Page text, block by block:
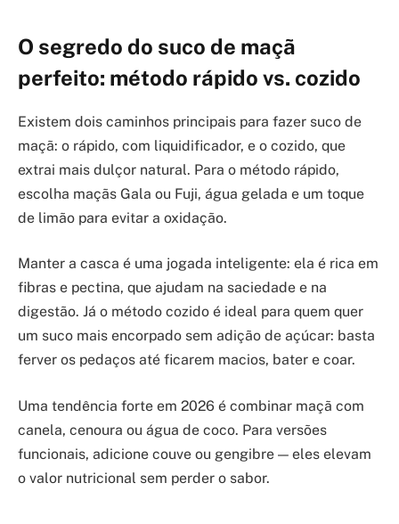
O segredo do suco de maçã
perfeito: método rápido vs. cozido
Existem dois caminhos principais para fazer suco de
maçã: o rápido, com liquidificador, e o cozido, que
extrai mais dulçor natural. Para o método rápido,
escolha maçãs Gala ou Fuji, água gelada e um toque
de limão para evitar a oxidação.
Manter a casca é uma jogada inteligente: ela é rica em
fibras e pectina, que ajudam na saciedade e na
digestão. Já o método cozido é ideal para quem quer
um suco mais encorpado sem adição de açúcar: basta
ferver os pedaços até ficarem macios, bater e coar.
Uma tendência forte em 2026 é combinar maçã com
canela, cenoura ou água de coco. Para versões
funcionais, adicione couve ou gengibre — eles elevam
o valor nutricional sem perder o sabor.